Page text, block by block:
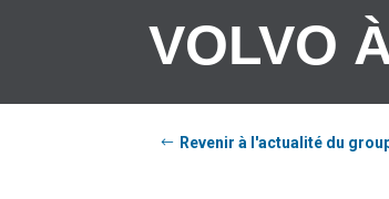
VOLVO
Revenir à l'actualité du